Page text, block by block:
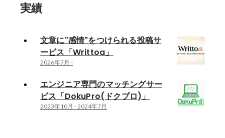
実績
文章に"感情"をつけられる投稿サ
ービス「Writtoa」
2026年7月 -
エンジニア専門のマッチングサー
ビス「DokuPro(ドクプロ)」
2023年10月 -2024年7月